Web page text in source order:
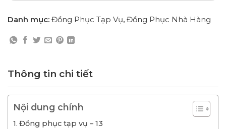
Danh mục: Đồng Phục Tạp Vụ, Đồng Phục Nhà Hàng
Thông tin chi tiết
Nội dung chính
Đồng phục tạp vụ – 13